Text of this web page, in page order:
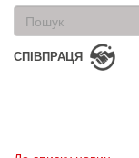
Пошукова
форма
Пошук
СПІВПРАЦЯ